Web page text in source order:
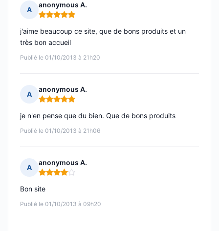
A
anonymous A.
Note : 5 sur 5
Publié le 01/10/2013 à 21h20
j'aime beaucoup ce site, que de bons produits et un
très bon accueil
A
anonymous A.
Note : 5 sur 5
Publié le 01/10/2013 à 21h06
je n'en pense que du bien. Que de bons produits
A
anonymous A.
Note : 4 sur 5
Publié le 01/10/2013 à 09h20
Bon site